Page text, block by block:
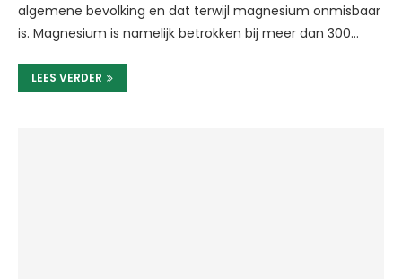
algemene bevolking en dat terwijl magnesium onmisbaar
is. Magnesium is namelijk betrokken bij meer dan 300…
LEES VERDER